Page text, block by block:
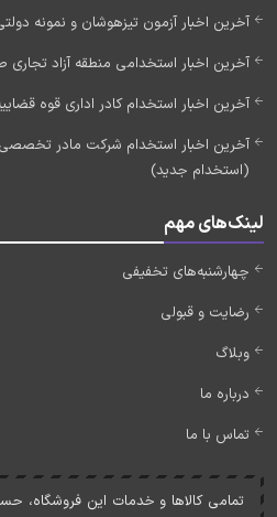
آخرین اخبار آزمون تیزهوشان و نمونه
آخرین اخبار استخدامی منطقه آزاد تجاری
آخرین اخبار استخدام کادر اداری قوه قضاییه 1405 (به
(استخدام جدید)
لینک‌های مهم
چهارشنبه‌های تخفیفی
رضایت و قبولی
وبلاگ
درباره ما
تماس با ما
تمامی کالاها و خدمات اين فروشگاه،